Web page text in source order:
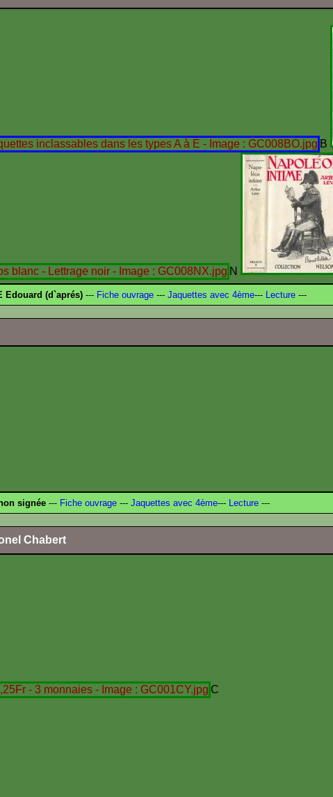
B
N
Edouard (d`aprés) --- Fiche ouvrage --- Jaquettes avec 4ème--- Lecture ---
signée --- Fiche ouvrage --- Jaquettes avec 4ème--- Lecture ---
Chabert
C